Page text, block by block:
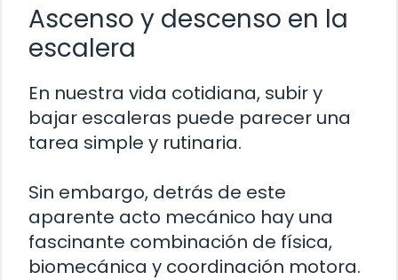
Ascenso y descenso en la
escalera
En nuestra vida cotidiana, subir y
bajar escaleras puede parecer una
tarea simple y rutinaria.
Sin embargo, detrás de este
aparente acto mecánico hay una
fascinante combinación de física,
biomecánica y coordinación motora.